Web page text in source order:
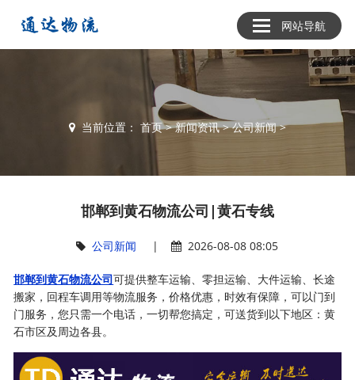
网站导航
当前位置： 首页>新闻资讯>公司新闻>
邯郸到黄石物流公司|黄石专线
公司新闻 | 2026-08-08 08:05
邯郸到黄石物流公司可提供整车运输、零担运输、大件运输、长途
搬家，回程车调用等物流服务，价格优惠，时效有保障，可以门到
门服务，您只需一个电话，一切帮您搞定，可送货到以下地区：黄
石市区及周边各县。